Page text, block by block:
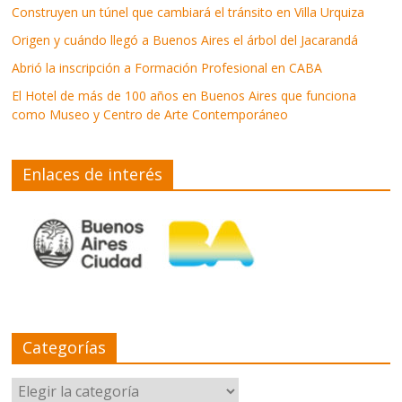
Construyen un túnel que cambiará el tránsito en Villa Urquiza
Origen y cuándo llegó a Buenos Aires el árbol del Jacarandá
Abrió la inscripción a Formación Profesional en CABA
El Hotel de más de 100 años en Buenos Aires que funciona
como Museo y Centro de Arte Contemporáneo
Enlaces de interés
Categorías
Categorías